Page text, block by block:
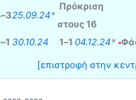
–325.09.24*
Πρόκριση
στους 16
–1 30.10.24 1–1 04.12.24*
[επιστροφή στην